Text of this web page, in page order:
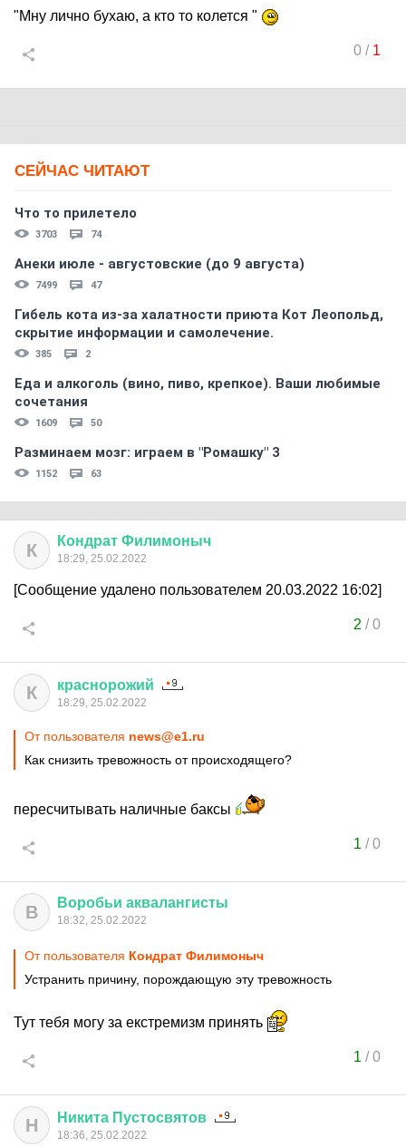
"Мну лично бухаю, а кто то колется "
0/ 1
СЕЙЧАС ЧИТАЮТ
Что то прилетело
3703 74
Анеки июле - августовские (до 9 августа)
7499 47
Гибель кота из-за халатности приюта Кот Леопольд,
скрытиe информации и самолечение.
385 2
Еда и алкоголь (вино, пиво, крепкое). Ваши любимые
сочетания
1609 50
Разминаем мозг: играем в "Ромашку" 3
1152 63
К Кондрат Филимоныч
18:29, 25.02.2022
[Сообщение удалено пользователем 20.03.2022 16:02]
2 /0
К краснорожий
18:29, 25.02.2022
От пользователя news@e1.ru
Как снизить тревожность от происходящего?
пересчитывать наличные баксы
1 /0
В Воробьи аквалангисты
18:32, 25.02.2022
От пользователя Кондрат Филимоныч
Устранить причину, порождающую эту тревожность
Тут тебя могу за екстремизм принять
1 /0
Н Никита Пустосвятов
18:36, 25.02.2022